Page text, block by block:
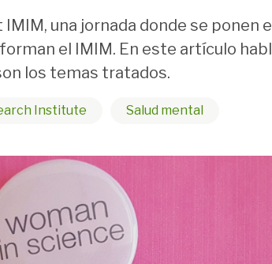
una jornada donde se
el IMIM. En este artículo
los temas tratados.
Institute Salud mental